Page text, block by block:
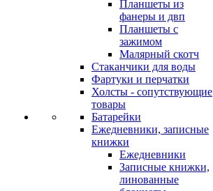
Планшеты из
фанеры и двп
Планшеты с
зажимом
Малярный скотч
Стаканчики для воды
Фартуки и перчатки
Холсты - сопутствующие
товары
Батарейки
Ежедневники, записные
книжки
Ежедневники
Записные книжки,
линованные